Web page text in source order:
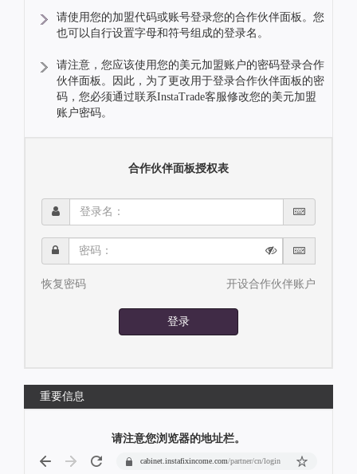
请使用您的加盟代码或账号登录您的合作伙伴面板。您
也可以自行设置字母和符号组成的登录名。
请注意，您应该使用您的美元加盟账户的密码登录合作
伙伴面板。因此，为了更改用于登录合作伙伴面板的密
码，您必须通过联系InstaTrade客服修改您的美元加盟
账户密码。
合作伙伴面板授权表
录
名：
码：
恢复密码
开设合作伙伴账户
登录
重要信息
请注意您浏览器的地址栏。
cabinet.instafixincome.com/partner/cn/login